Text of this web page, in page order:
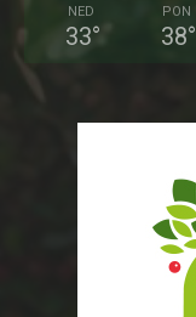
NED
33°
PON
38°